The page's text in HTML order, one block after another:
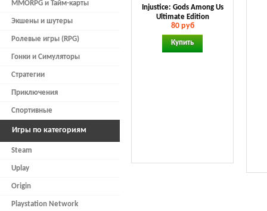
MMORPG и Тайм-карты
Экшены и шутеры
Ролевые игры (RPG)
Гонки и Симуляторы
Стратегии
Приключения
Спортивные
Игры по категориям
Steam
Uplay
Origin
Playstation Network
Injustice: Gods Among Us
Ultimate Edition
80 руб
Купить